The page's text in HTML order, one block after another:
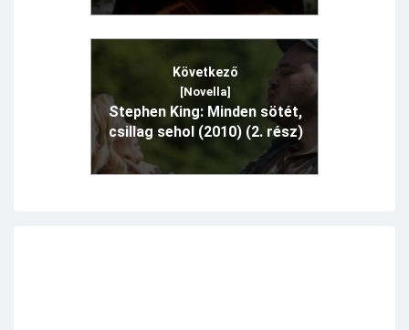
Következő
[Novella]
Stephen King: Minden sötét,
csillag sehol (2010) (2. rész)